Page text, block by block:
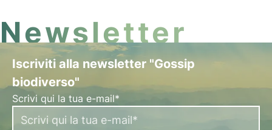
Newsletter
Iscriviti alla newsletter "Gossip
biodiverso"
Scrivi qui la tua e-mail*